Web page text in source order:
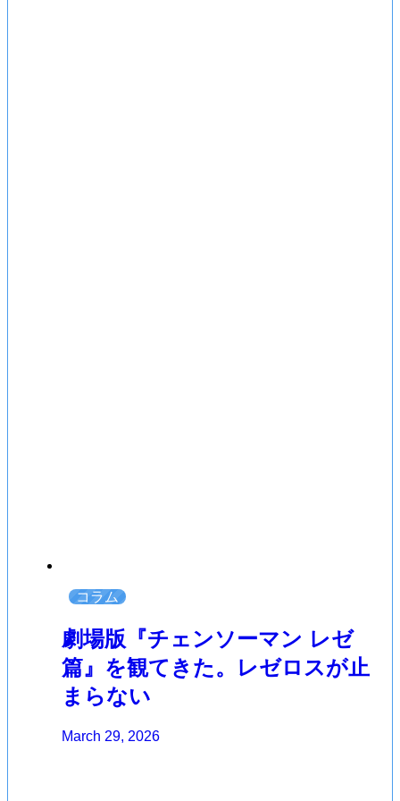
コラム
劇場版『チェンソーマン レゼ
篇』を観てきた。レゼロスが止
まらない
March 29, 2026